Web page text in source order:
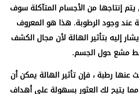
يتم إنتاجها من الأجسام المتآكلة سوف
عند وجود الرطوبة. هذا هو المعروف
إليه بتأثير الهالة لأن مجال الكشف
مشع حول الجسم.
عنها رطبة ، فإن تأثير الهالة يمكن أن
يتيح لك العثور بسهولة على أهداف